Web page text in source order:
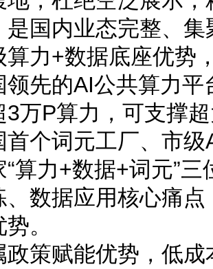
是国内业态完整、
算力+数据底座优势
领先的AI公共算力
3万P算力，可支撑
首个词元工厂、市
算力+数据+词元”
、数据应用核心痛
。
政策赋能优势，低